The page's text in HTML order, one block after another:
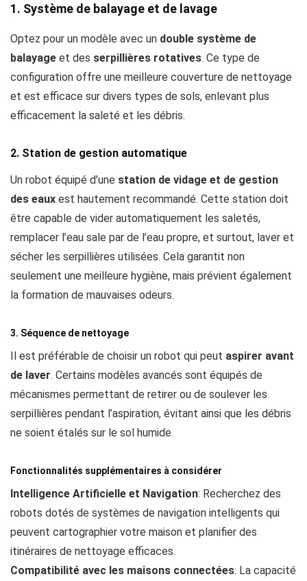
1. Système de balayage et de lavage
Optez pour un modèle avec un double système de
balayage et des serpillières rotatives. Ce type de
configuration offre une meilleure couverture de nettoyage
et est efficace sur divers types de sols, enlevant plus
efficacement la saleté et les débris.
2. Station de gestion automatique
Un robot équipé d’une station de vidage et de gestion
des eaux est hautement recommandé. Cette station doit
être capable de vider automatiquement les saletés,
remplacer l’eau sale par de l’eau propre, et surtout, laver et
sécher les serpillières utilisées. Cela garantit non
seulement une meilleure hygiène, mais prévient également
la formation de mauvaises odeurs.
3. Séquence de nettoyage
Il est préférable de choisir un robot qui peut aspirer avant
de laver. Certains modèles avancés sont équipés de
mécanismes permettant de retirer ou de soulever les
serpillières pendant l’aspiration, évitant ainsi que les débris
ne soient étalés sur le sol humide.
Fonctionnalités supplémentaires à considérer
Intelligence Artificielle et Navigation: Recherchez des
robots dotés de systèmes de navigation intelligents qui
peuvent cartographier votre maison et planifier des
itinéraires de nettoyage efficaces.
Compatibilité avec les maisons connectées: La capacité